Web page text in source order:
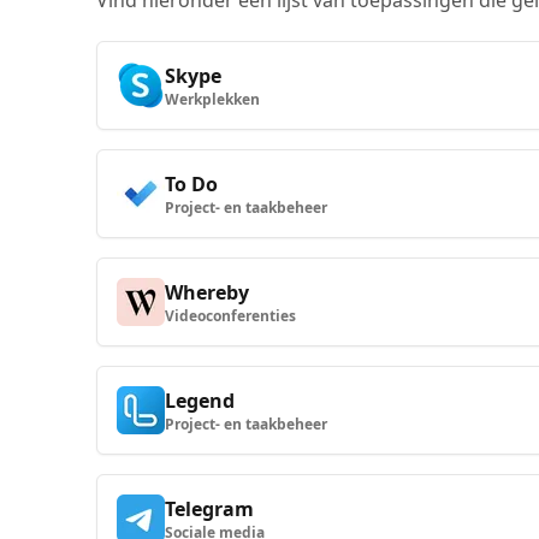
Skype
Werkplekken
To Do
Project- en taakbeheer
Whereby
Videoconferenties
Legend
Project- en taakbeheer
Telegram
Sociale media